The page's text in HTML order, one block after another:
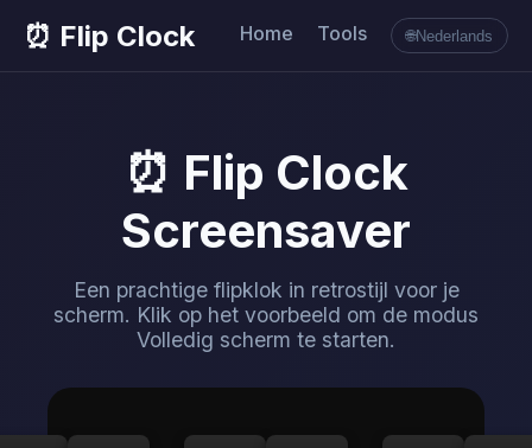
⏰ Flip Clock Home Tools 🌐Nederlands
⏰ Flip Clock
Screensaver
Een prachtige flipklok in retrostijl voor je
scherm. Klik op het voorbeeld om de modus
Volledig scherm te starten.